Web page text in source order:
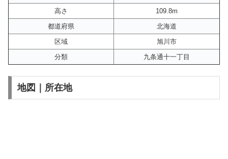
高さ
109.8m
都道府県
北海道
区域
旭川市
分類
九条通十一丁目
地図｜所在地